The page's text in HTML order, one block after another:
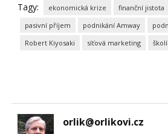
Tagy: ekonomická krize finanční jistota
pasivní příjem
podnikání Amway
Robert Kiyosaki
síťová marketing
orlik@orlikovi.cz